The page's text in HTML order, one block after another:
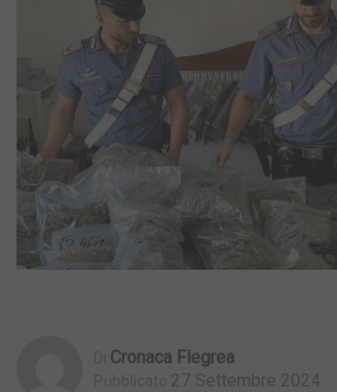
Cronaca Flegrea
27 Settembre 2024